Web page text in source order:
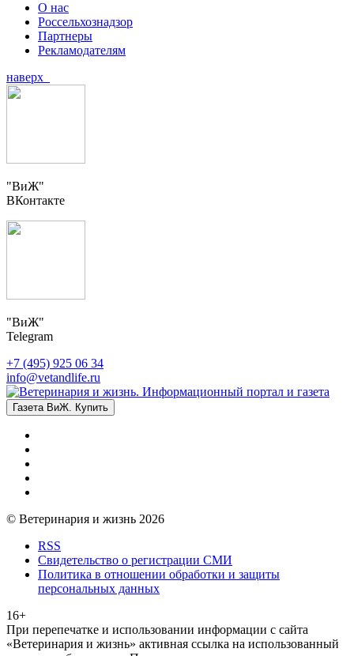
О нас
Россельхознадзор
Партнеры
Рекламодателям
наверх
"ВиЖ"
ВКонтакте
"ВиЖ"
Telegram
+7 (495) 925 06 34
info@vetandlife.ru
Газета ВиЖ. Купить
© Ветеринария и жизнь 2026
RSS
Свидетельство о регистрации СМИ
Политика в отношении обработки и защиты
персональных данных
16+
При перепечатке и использовании информации с сайта
«Ветеринария и жизнь» активная ссылка на использованный